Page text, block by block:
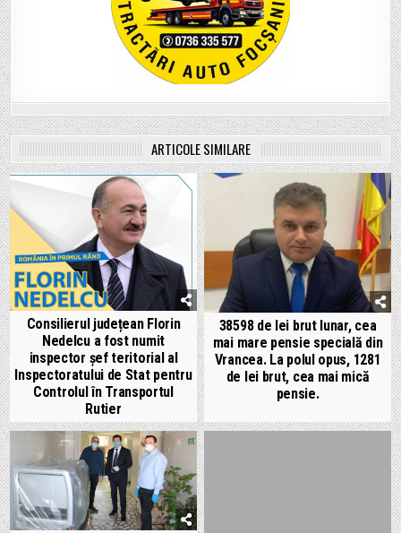
ARTICOLE SIMILARE
Consilierul județean Florin
Nedelcu a fost numit
inspector șef teritorial al
Inspectoratului de Stat pentru
Controlul în Transportul
Rutier
38598 de lei brut lunar, cea
mai mare pensie specială din
Vrancea. La polul opus, 1281
de lei brut, cea mai mică
pensie.